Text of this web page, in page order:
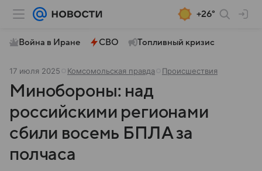
+26°
Война в Иране СВО Топливный кризис
17 июля 2025 Комсомольская правда Происшествия
Минобороны: над
российскими регионами
сбили восемь БПЛА за
полчаса